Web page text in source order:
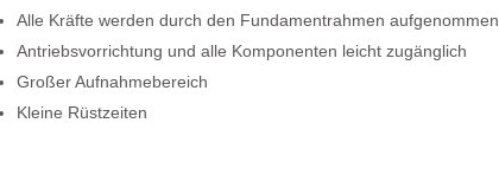
Alle Kräfte werden durch den Fundamentrahmen aufgenommen
Antriebsvorrichtung und alle Komponenten leicht zugänglich
Großer Aufnahmebereich
Kleine Rüstzeiten